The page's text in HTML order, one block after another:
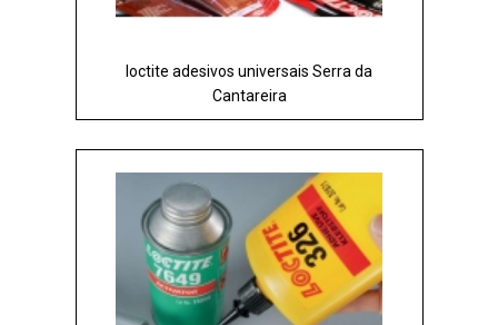
loctite adesivos universais Serra da
Cantareira